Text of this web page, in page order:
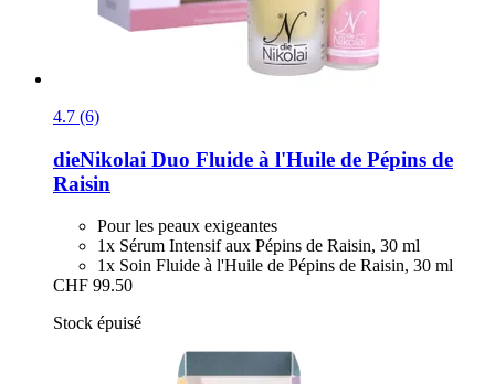
4.7 (6)
dieNikolai Duo Fluide à l'Huile de Pépins de
Raisin
Pour les peaux exigeantes
1x Sérum Intensif aux Pépins de Raisin, 30 ml
1x Soin Fluide à l'Huile de Pépins de Raisin, 30 ml
CHF 99.50
Stock épuisé